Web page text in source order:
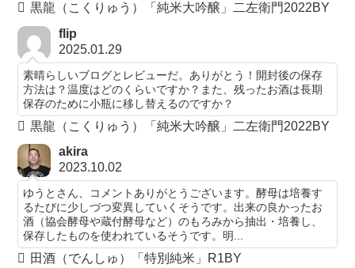
黒龍（こくりゅう）「純米大吟醸」二左衛門2022BY
flip
2025.01.29
素晴らしいブログとレビューだ。ありがとう！開封後の保存
方法は？温度はどのくらいですか？また、残ったお酒は長期
保存のために小瓶に移し替えるのですか？
黒龍（こくりゅう）「純米大吟醸」二左衛門2022BY
akira
2023.10.02
ゆうとさん、コメントありがとうございます。酵母は培養す
るたびに少しづつ変異していくそうです。出来の良かったお
酒（協会酵母や蔵付酵母など）のもろみから抽出・培養し、
保存したものを使われているそうです。明...
田酒（でんしゅ）「特別純米」R1BY